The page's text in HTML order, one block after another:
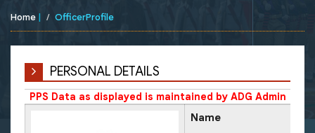
Home | OfficerProfile
PERSONAL DETAILS
PPS Data as displayed is maintained by ADG Admin
Name